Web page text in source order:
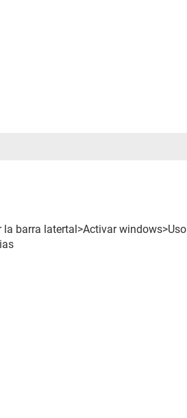
barra latertal>Activar windows>Uso